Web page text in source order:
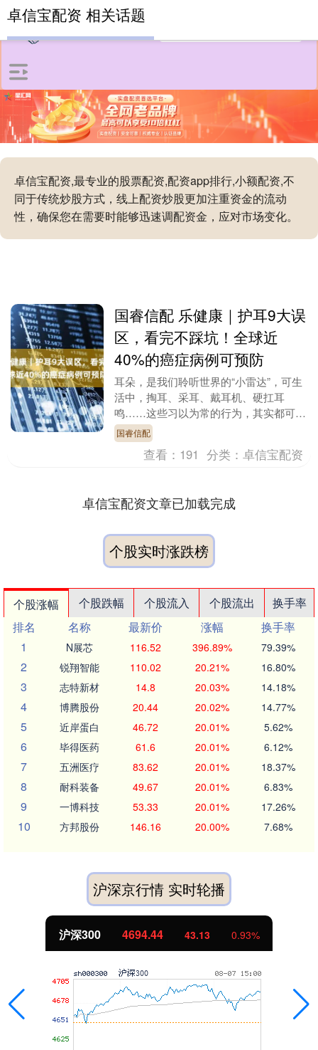
卓信宝配资,最专业的股票配资,配资app排行,小额配资,不
同于传统炒股方式，线上配资炒股更加注重资金的流动
性，确保您在需要时能够迅速调配资金，应对市场变化。
卓信宝配资 相关话题
国睿信配 乐健康｜护耳9大误
区，看完不踩坑！全球近
40%的癌症病例可预防
耳朵，是我们聆听世界的“小雷达”，可生
活中，掏耳、采耳、戴耳机、硬扛耳
鸣……这些习以为常的行为，其实都可能
在悄悄伤害它。 本期特邀北京大学人民
医院耳鼻咽喉头颈外....
国睿信配
查看： 191 分类：卓信宝配资
卓信宝配资文章已加载完成
个股实时涨跌榜
个股涨幅 个股跌幅 个股流入 个股流出
换手率
排名
名称 最新价 涨幅
换手率
1
N展芯 116.52 396.89% 79.39%
2 锐翔智能 110.02 20.21% 16.80%
3 志特新材 14.8 20.03% 14.18%
4 博腾股份 20.44 20.02% 14.77%
5 近岸蛋白 46.72 20.01% 5.62%
6 毕得医药 61.6 20.01% 6.12%
7 五洲医疗 83.62 20.01% 18.37%
8 耐科装备 49.67 20.01% 6.83%
9 一博科技 53.33 20.01% 17.26%
10 方邦股份 146.16 20.00% 7.68%
沪深京行情 实时轮播
沪深300 4694.44 43.13 0.93%